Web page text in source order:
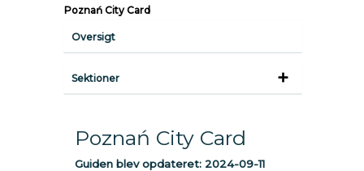
Poznań City Card
Oversigt
Sektioner
Poznań City Card
Guiden blev opdateret: 2024-09-11